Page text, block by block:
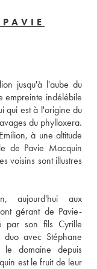
jusqu'à l'aube du
empreinte indélébile
qui est à l'origine du
du phylloxera.
à une altitude
de Pavie Macquin
voisins sont illustres
aujourd'hui aux
gérant de Pavie-
par son fils Cyrille
avec Stéphane
le domaine depuis
est le fruit de leur